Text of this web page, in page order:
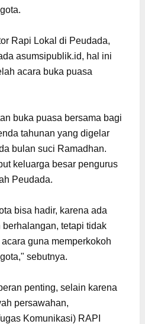
Rapi Lokal di Peudada,
asumsipublik.id, hal ini
acara buka puasa
buka puasa bersama bagi
tahunan yang digelar
bulan suci Ramadhan.
keluarga besar pengurus
Peudada.
bisa hadir, karena ada
tetapi tidak
guna memperkokoh
sebutnya.
penting, selain karena
persawahan,
Komunikasi) RAPI